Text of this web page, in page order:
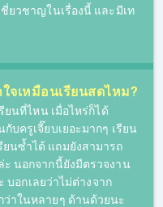
เรา
จากที่ผู้เรียนชำระเงิน
ระบบเพื่อเรียนออนไลน์ได้
บชมย้อนหลังได้แบบไม่อั้น
งเวลาและในเรื่องของ
ออนไลน์ สามารถเรียนได้
เชื่อมต่ออินเตอร์เน็ตได้
ยวชาญในเรื่องนี้ และมีเท
จเหมือนเรียนสดไหม?​
ยนที่ไหน เมื่อไหร่ก็ได้
บครูเจี๊ยบเยอะมากๆ เรียน
นซ้ำได้ แถมยังสามารถ
ะ นอกจากนี้ยังมีตรวจงาน
บอกเลยว่าไม่ต่างจาก
าในหลายๆ ด้านด้วยนะ